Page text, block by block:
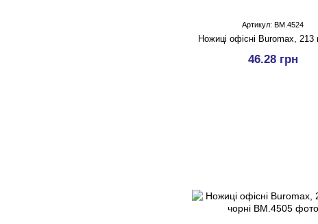
Артикул: BM.4524
Ножицi офісні Buromax, 213
46.28 грн